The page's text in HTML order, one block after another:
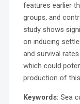
features earlier
groups, and
study shows
on inducing
and survival
which could
production of
Keywords: Sea